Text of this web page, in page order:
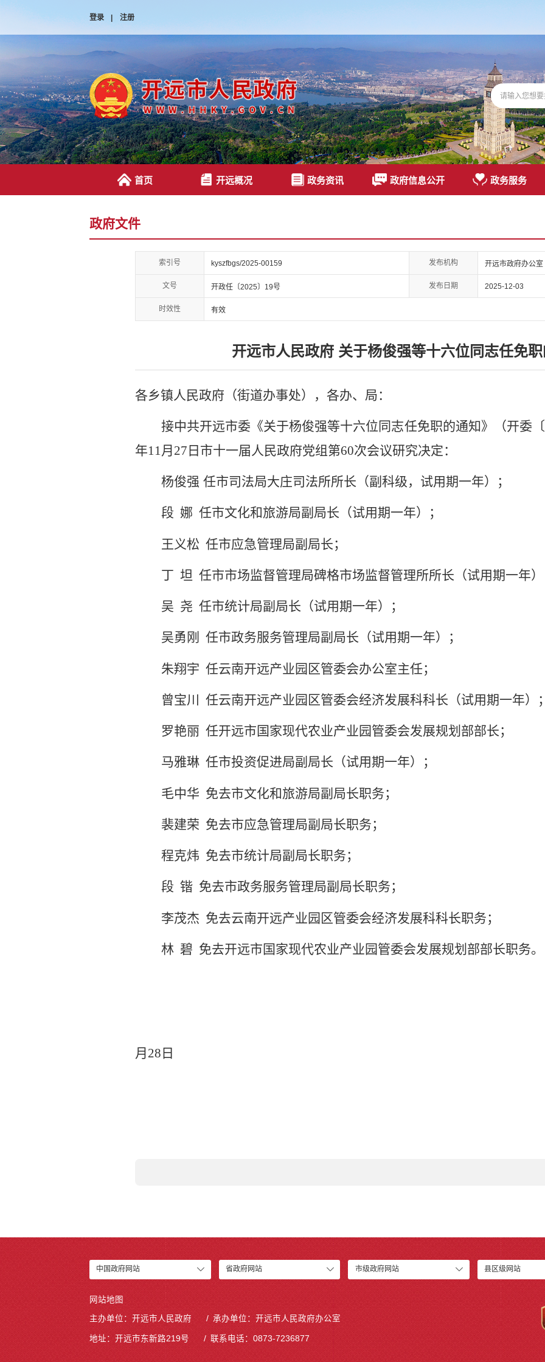
登录 | 注册
首页 开远概况 政务资讯 政府信息公开 政务服务
政府文件
索引号 kyszfbgs/2025-00159 发布机构 开远市政府办公室
文号 开政任〔2025〕19号 发布日期 2025-12-03
时效性 有效
开远市人民政府 关于杨俊强等十六位同志任免
各乡镇人民政府（街道办事处），各办、局：
接中共开远市委《关于杨俊强等十六位同志任免职的通知》（开委〔
年11 月 27 日市十一届人民政府党组第60次会议研究决定：
杨俊强 任市司法局大庄司法所所长（副科级，试用期一年）；
段 娜 任市文化和旅游局副局长（试用期一年）；
王义松 任市应急管理局副局长；
丁 坦 任市市场监督管理局碑格市场监督管理所所长（试用期一年
吴 尧 任市统计局副局长（试用期一年）；
吴勇刚 任市政务服务管理局副局长（试用期一年）；
朱翔宇 任云南开远产业园区管委会办公室主任；
曾宝川 任云南开远产业园区管委会经济发展科科长（试用期一年）
罗艳丽 任开远市国家现代农业产业园管委会发展规划部部长；
马雅琳 任市投资促进局副局长（试用期一年）；
毛中华 免去市文化和旅游局副局长职务；
裴建荣 免去市应急管理局副局长职务；
程克炜 免去市统计局副局长职务；
段 锴 免去市政务服务管理局副局长职务；
李茂杰 免去云南开远产业园区管委会经济发展科科长职务；
林 碧 免去开远市国家现代农业产业园管委会发展规划部部长职务。
月 28 日
中国政府网站 省政府网站 市级政府网站 县区级网站
网站地图
主办单位：开远市人民政府 承办单位：开远市人民政府办公室
地址：开远市东新路219号 联系电话：0873-7236877